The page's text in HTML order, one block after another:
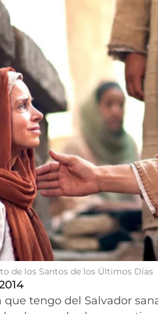
de los Santos de los Últimos Días
tengo del Salvador